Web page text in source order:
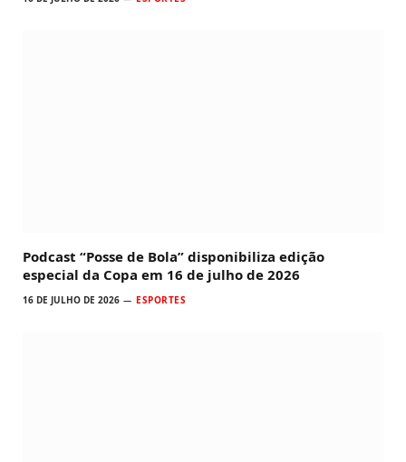
Podcast “Posse de Bola” disponibiliza edição
especial da Copa em 16 de julho de 2026
16 DE JULHO DE 2026 ESPORTES